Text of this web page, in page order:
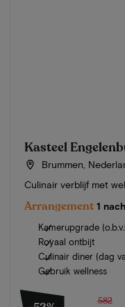
Kasteel
Brummen,
Culinair verblijf met
Arrangement 1
Kamerupgrade
Royaal ontbijt
Culinair diner (dag
Gebruik wellness
582